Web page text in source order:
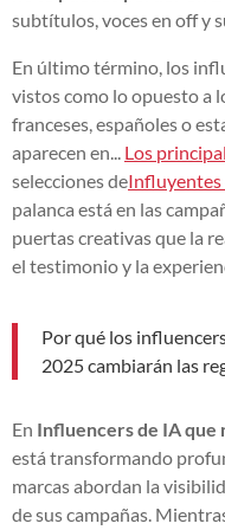
subtítulos, voces en off y
En último término, los
vistos como lo opuesto a
franceses, españoles o
aparecen en... Los
selecciones deInfluyentes
palanca está en las
puertas creativas que la
el testimonio y la
Por qué los
2025 cambiarán las
En Influencers de IA que
está transformando
marcas abordan la
de sus campañas.